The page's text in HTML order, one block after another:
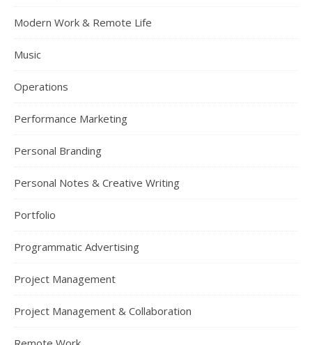
Modern Work & Remote Life
Music
Operations
Performance Marketing
Personal Branding
Personal Notes & Creative Writing
Portfolio
Programmatic Advertising
Project Management
Project Management & Collaboration